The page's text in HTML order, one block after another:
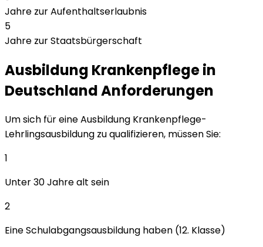
Jahre zur Aufenthaltserlaubnis
5
Jahre zur Staatsbürgerschaft
Ausbildung Krankenpflege in
Deutschland Anforderungen
Um sich für eine Ausbildung Krankenpflege-
Lehrlingsausbildung zu qualifizieren, müssen Sie:
1
Unter 30 Jahre alt sein
2
Eine Schulabgangsausbildung haben (12. Klasse)